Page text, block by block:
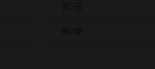
第5章
第2章